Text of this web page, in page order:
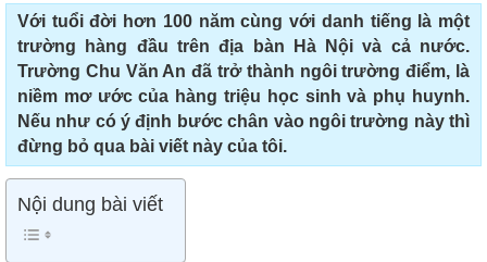
Với tuổi đời hơn 100 năm cùng với danh tiếng là một
trường hàng đầu trên địa bàn Hà Nội và cả nước.
Trường Chu Văn An đã trở thành ngôi trường điểm, là
niềm mơ ước của hàng triệu học sinh và phụ huynh.
Nếu như có ý định bước chân vào ngôi trường này thì
đừng bỏ qua bài viết này của tôi.
Nội dung bài viết